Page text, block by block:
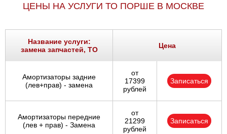
ЦЕНЫ НА УСЛУГИ ТО ПОРШЕ В МОСКВЕ
Название услуги:
замена запчастей, ТО
Цена
Амортизаторы задние
(лев+прав) - замена
от
17399
рублей
Записаться
Амортизаторы передние
(лев + прав) - Замена
от
21299
рублей
Записаться